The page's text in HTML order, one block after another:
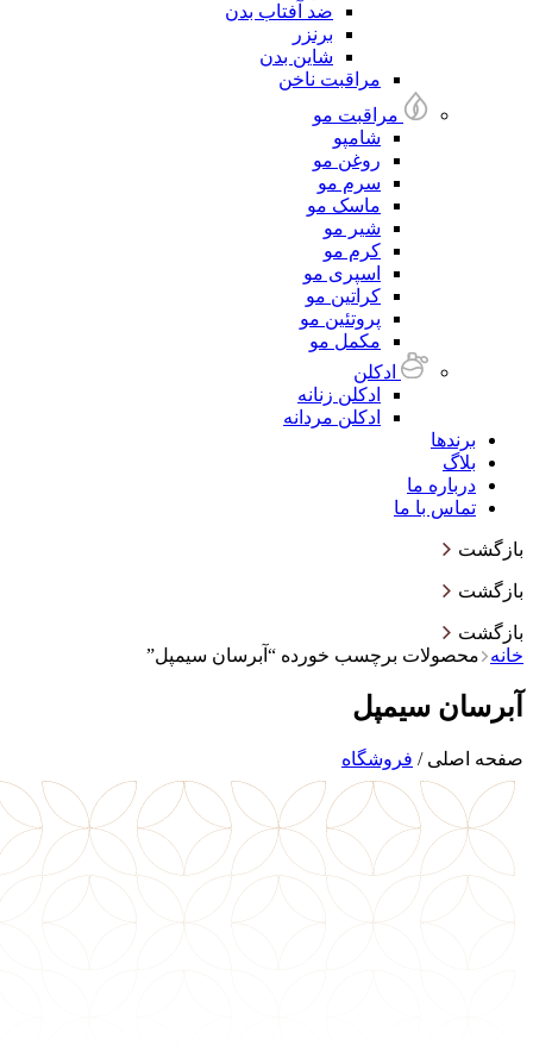
ضد آفتاب بدن
برنزر
شاین بدن
مراقبت ناخن
مراقبت مو
شامپو
روغن مو
سرم مو
ماسک مو
شیر مو
کرم مو
اسپری مو
کراتین مو
پروتئین مو
مکمل مو
ادکلن
ادکلن زنانه
ادکلن مردانه
برندها
بلاگ
درباره ما
تماس با ما
بازگشت
بازگشت
بازگشت
خانه
محصولات برچسب خورده “آبرسان سیمپل”
آبرسان سیمپل
صفحه اصلی / فروشگاه